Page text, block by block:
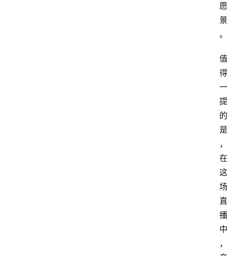
愿
景
。
值
得
一
提
的
是
，
在
这
场
直
播
中
，